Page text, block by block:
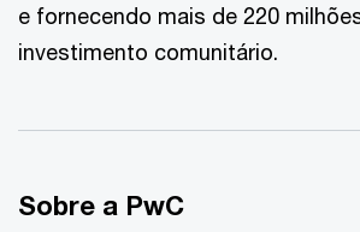
e fornecendo mais de 220
investimento comunitário.
Sobre a PwC